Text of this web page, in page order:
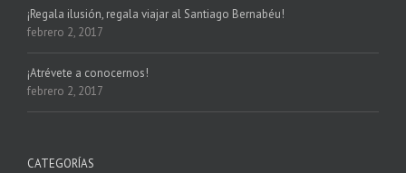
¡Regala ilusión, regala viajar al Santiago Bernabéu!
febrero 2, 2017
¡Atrévete a conocernos!
febrero 2, 2017
CATEGORÍAS